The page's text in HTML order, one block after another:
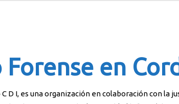
en
I, es una organización en colaboración con la